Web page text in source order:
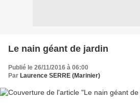
Le nain géant de jardin
Publié le 26/11/2016 à 06:00
Par Laurence SERRE (Marinier)